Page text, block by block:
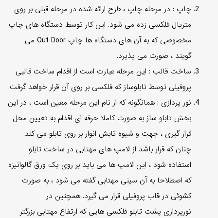
چاپ : در مرحله چاپ ، طرح ارائه شده در مرحله قبلی بر روی
متریال فلکسی زده می شود. این کار توسط دستگاه های چاپ
مخصوصی که به آن های دستگاه ها چاپ Out Door می
گویند ، صورت می پذیرد.
ساخت قالب : این مرحله عبارت است از اقدام ساخت قالبی
پروفیلی توسط تابلوساز که فلکسی بر روی آن قرار خواهد گرفت.
نور پردازی : همانگونه که از نام این مرحله معین است ، در این
بخش تابلو ساز به صورت کاملا حرفه ای اقدام به تعیین محل
قرار گیری ، جهت و شیوه تابش انوار بر روی تابلو می کند.
چنان که قرار باشد از لامپ های مهتابی در ساخت تابلو
استفاده شود ، این لامپ ها می باید بر روی یک ورق گالوانیزه
که اصطلاحا به آن سینی مهتابی گفته می شود ، به صورت
کشوئی در قاب پروفیلی قرار می گیرد. همچنین در
نورپردازی پشت تابلو فلکسی هایی که ارتفاع مهتابی بزرگتر